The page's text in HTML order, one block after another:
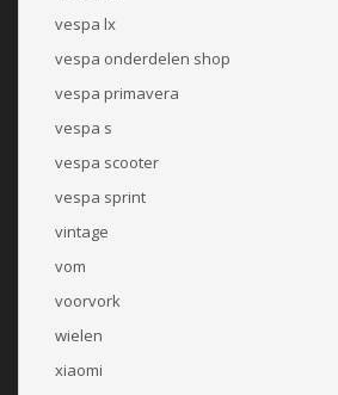
vespa lx
vespa onderdelen shop
vespa primavera
vespa s
vespa scooter
vespa sprint
vintage
vom
voorvork
wielen
xiaomi